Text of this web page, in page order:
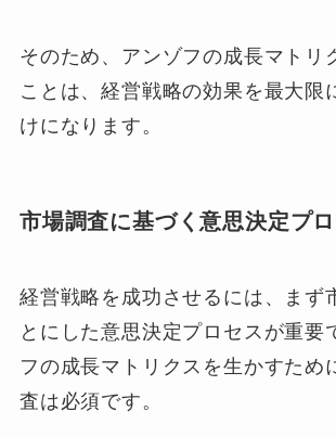
そのため、アンゾフの成長マトリ
ことは、経営戦略の効果を最大限
けになります。
市場調査に基づく意思決定プ
経営戦略を成功させるには、まず
とにした意思決定プロセスが重要
フの成長マトリクスを生かすため
査は必須です。